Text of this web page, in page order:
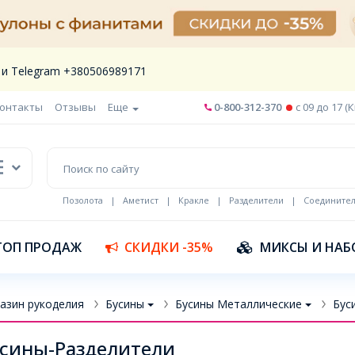
Telegram +380506989171
Отзывы Еще 0-800-312-370 c 09 до 17
Позолота | Аметист | Кракле | Разделители |
ПРОДАЖ СКИДКИ -35% МИКСЫ И
рукоделия Бусины Бусины Металлические
Разделители